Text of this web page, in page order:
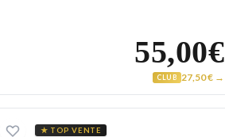
55,00€
CLUB 27,50 € →
★ TOP VENTE